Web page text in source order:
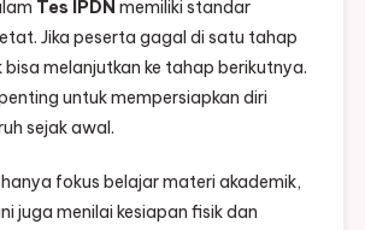
Tes IPDN memiliki standar
Jika peserta gagal di satu tahap
melanjutkan ke tahap berikutnya.
untuk mempersiapkan diri
sejak awal.
fokus belajar materi akademik,
juga menilai kesiapan fisik dan